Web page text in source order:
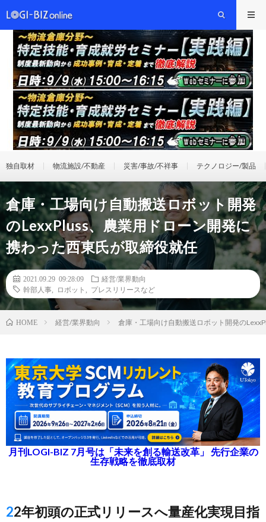
独自取材 物流施設/不動産 災害/事故/不祥事 テクノロジー/製品
倉庫・工場向け自動搬送ロボット開発
のLexxPluss、農業用ドローン開発に
携わった西東氏が取締役就任
2021.09.29 09:28:09
経営/業界動向
幹部人事
ロボット プレスリリースなど
HOME 経営/業界動向 倉庫・工場向け自動搬送ロボット開発の
月刊LOGI-BIZ 7月号は「未来を創る輸送改革」 先行企業の
生存戦略を徹底取材
22年初頭の正式リリースへ量産化実現目指